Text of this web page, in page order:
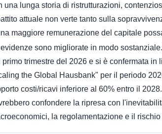
una lunga storia di ristrutturazioni,
attuale non verte tanto sulla
maggiore remunerazione del capitale
evidenze sono migliorate in modo
primo trimestre del 2026 e si è confermata
the Global Hausbank" per il periodo
costi/ricavi inferiore al 60% entro il
confondere la ripresa con
la regolamentazione e il